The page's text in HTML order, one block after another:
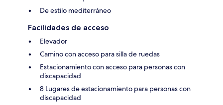
De estilo mediterráneo
Facilidades de acceso
Elevador
Camino con acceso para silla de ruedas
Estacionamiento con acceso para personas con
discapacidad
8 Lugares de estacionamiento para personas con
discapacidad